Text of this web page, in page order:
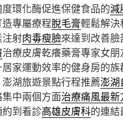
環化酶促進保健食品的減
專屬療程脫毛膏輕鬆解決
射肉毒瘦臉來達到改善臉
治療皮膚乾癢藥膏專家女
家運動效率的健身房的族
湖旅遊景點行程推薦澎湖
中兩個方面治療痛風最新
到看診高雄皮膚科的連結